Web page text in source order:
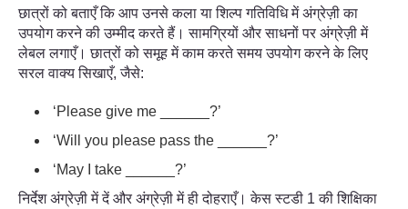
छात्रों को बताएँ कि आप उनसे कला या शिल्प गतिविधि में अंग्रेज़ी का
उपयोग करने की उम्मीद करते हैं। सामग्रियों और साधनों पर अंग्रेज़ी में
लेबल लगाएँ। छात्रों को समूह में काम करते समय उपयोग करने के लिए
सरल वाक्य सिखाएँ, जैसे:
‘Please give me ______?’
‘Will you please pass the ______?’
‘May I take ______?’
निर्देश अंग्रेज़ी में दें और अंग्रेज़ी में ही दोहराएँ। केस स्टडी 1 की शिक्षिका